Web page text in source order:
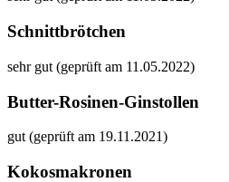
Schnittbrötchen
sehr gut (geprüft am 11.05.2022)
Butter-Rosinen-Ginstollen
gut (geprüft am 19.11.2021)
Kokosmakronen